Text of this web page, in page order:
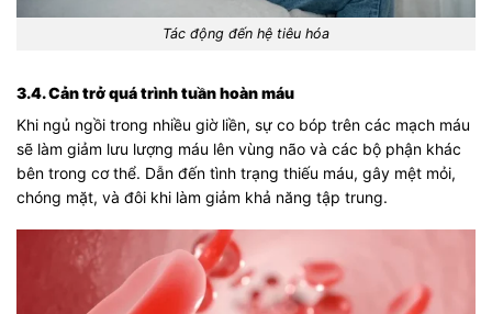
Tác động đến hệ tiêu hóa
3.4. Cản trở quá trình tuần hoàn máu
Khi ngủ ngồi trong nhiều giờ liền, sự co bóp trên các mạch máu
sẽ làm giảm lưu lượng máu lên vùng não và các bộ phận khác
bên trong cơ thể. Dẫn đến tình trạng thiếu máu, gây mệt mỏi,
chóng mặt, và đôi khi làm giảm khả năng tập trung.